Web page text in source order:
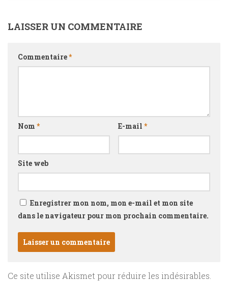
LAISSER UN COMMENTAIRE
Commentaire*
Nom * E-mail *
Site web
Enregistrer mon nom, mon e-mail et mon site
dans le navigateur pour mon prochain commentaire.
Ce site utilise Akismet pour réduire les indésirables.